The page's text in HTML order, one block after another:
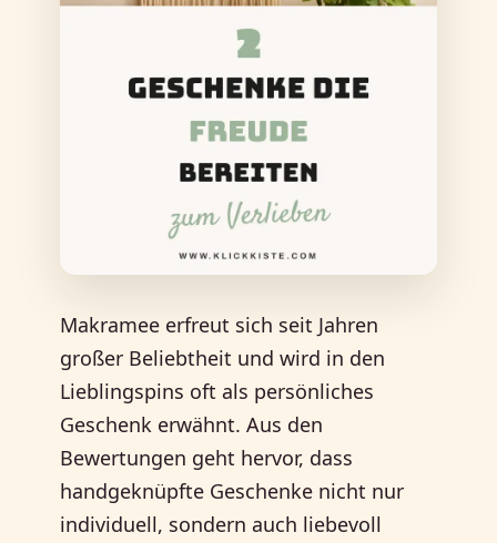
Makramee erfreut sich seit Jahren
großer Beliebtheit und wird in den
Lieblingspins oft als persönliches
Geschenk erwähnt. Aus den
Bewertungen geht hervor, dass
handgeknüpfte Geschenke nicht nur
individuell, sondern auch liebevoll